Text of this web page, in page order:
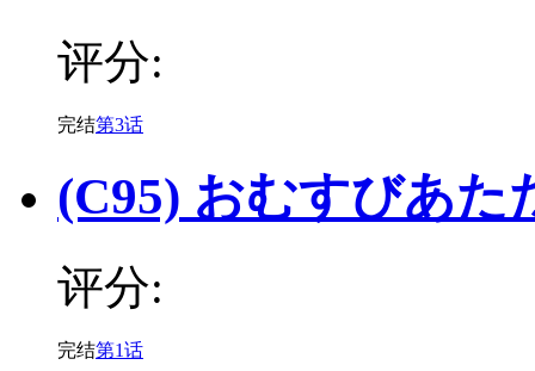
评分:
完结第3话
(C95) おむすびあた
评分:
完结第1话